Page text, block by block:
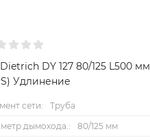
DY 127 80/125 L500 мм
Удлинение
сети:
Труба
дымохода.:
80/125 мм